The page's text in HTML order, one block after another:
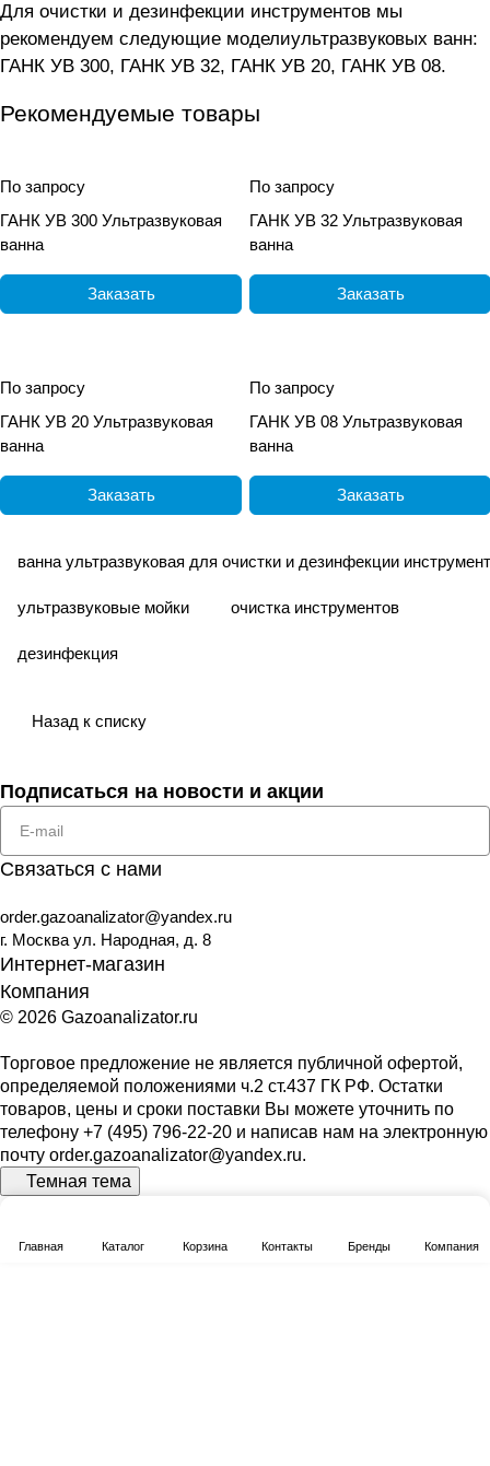
Для очистки и дезинфекции инструментов мы
рекомендуем следующие моделиультразвуковых ванн:
ГАНК УВ 300, ГАНК УВ 32, ГАНК УВ 20, ГАНК УВ 08.
Рекомендуемые товары
По запросу
ГАНК УВ 300 Ультразвуковая
ванна
Заказать
По запросу
ГАНК УВ 32 Ультразвуковая
ванна
Заказать
По запросу
ГАНК УВ 20 Ультразвуковая
ванна
Заказать
По запросу
ГАНК УВ 08 Ультразвуковая
ванна
Заказать
ванна ультразвуковая для очистки и дезинфекции
ультразвуковые мойки очистка инструментов
дезинфекция
Назад к списку
Подписаться на новости и акции
Связаться с нами
order.gazoanalizator@yandex.ru
г. Москва ул. Народная, д. 8
Интернет-магазин
Компания
© 2026 Gazoanalizator.ru
Торговое предложение не является публичной офертой,
определяемой положениями ч.2 ст.437 ГК РФ. Остатки
товаров, цены и сроки поставки Вы можете уточнить по
телефону +7 (495) 796-22-20 и написав нам на электронную
почту order.gazoanalizator@yandex.ru.
Темная тема
Главная Каталог Корзина Контакты Бренды Компания